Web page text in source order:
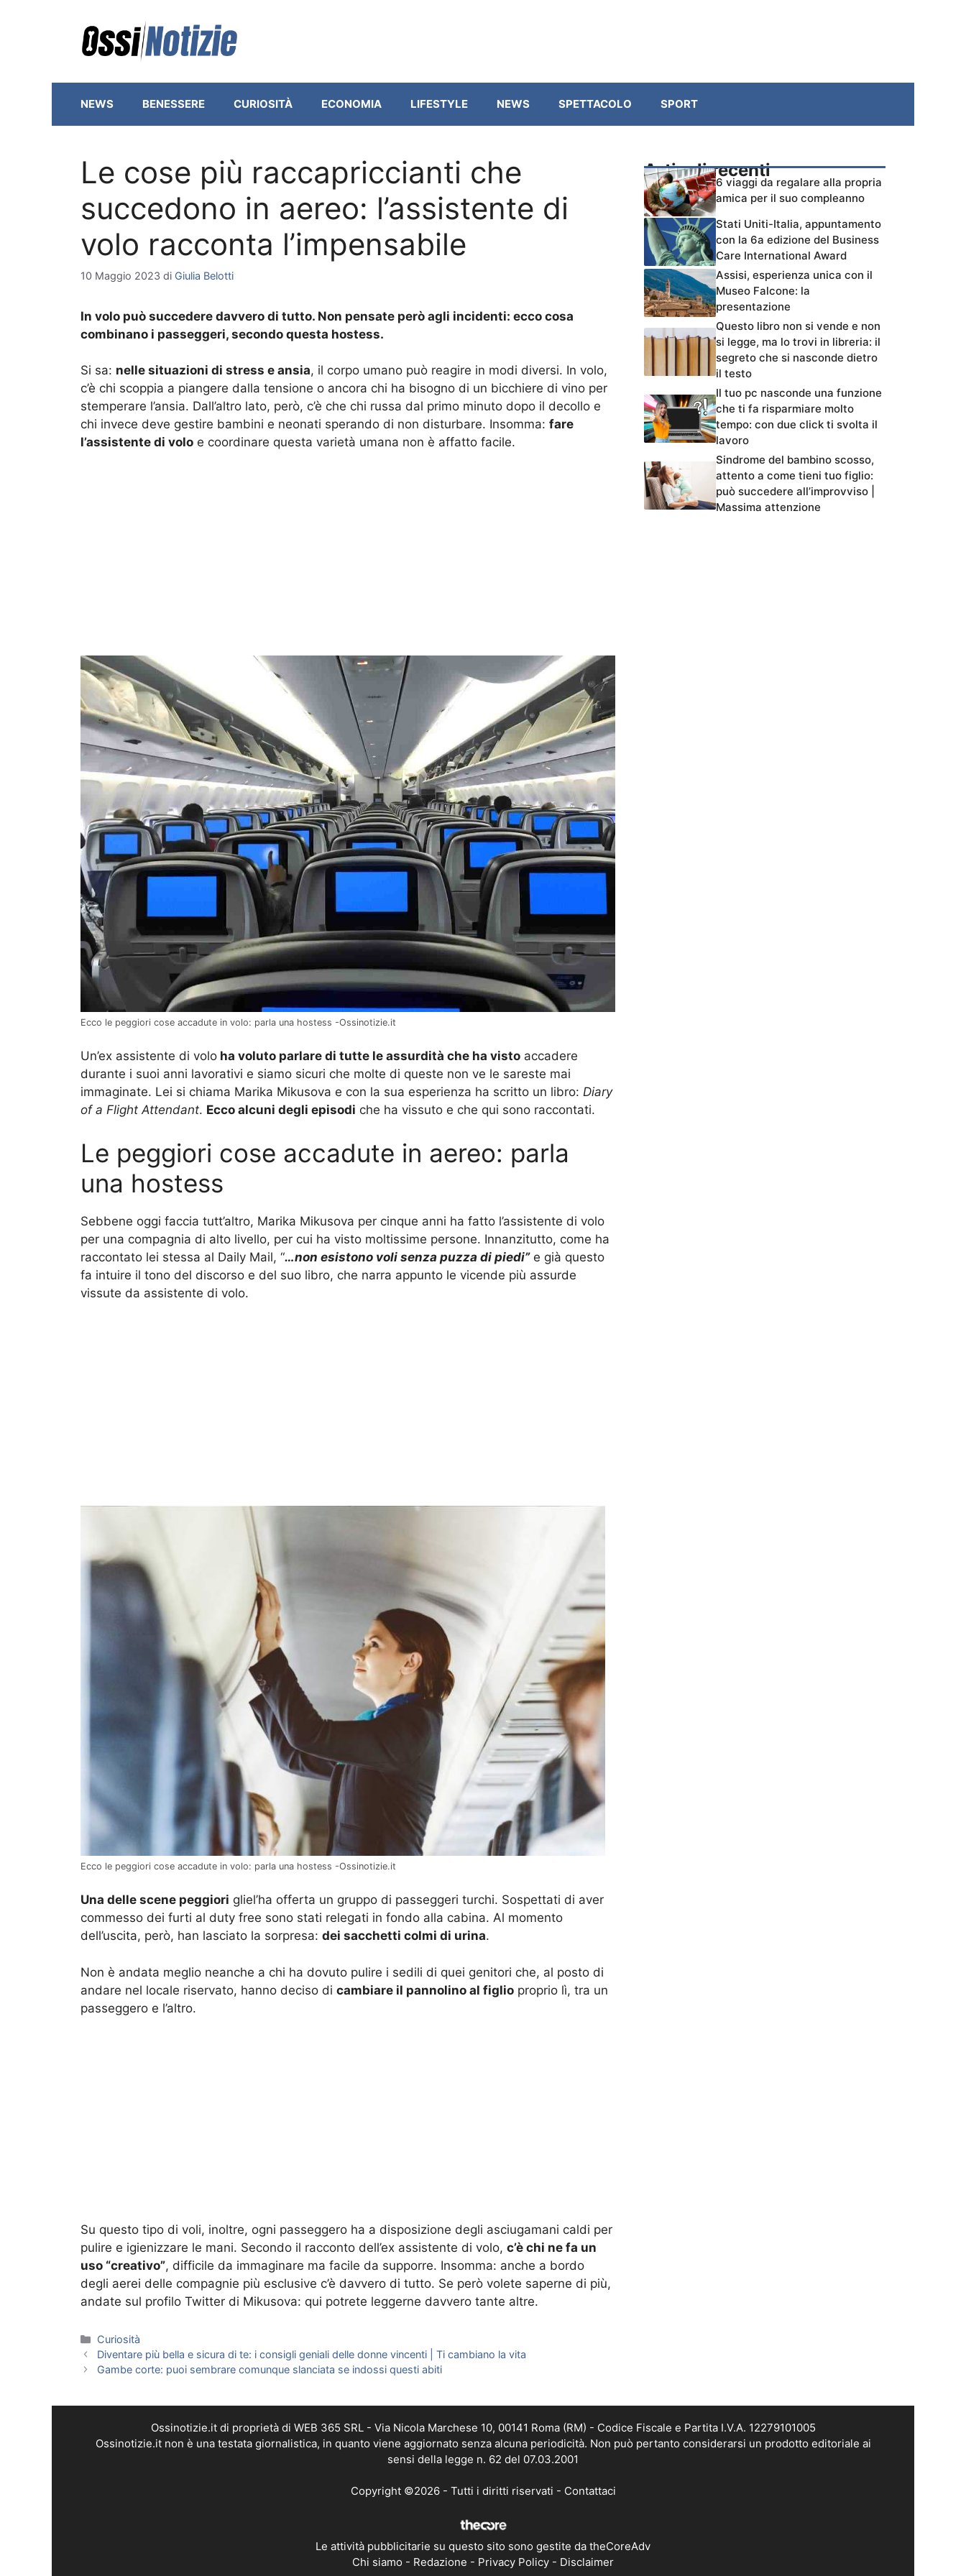
NEWS BENESSERE CURIOSITÀ ECONOMIA LIFESTYLE NEWS SPETTACOLO SPORT
Le cose più raccapriccianti che
succedono in aereo: l’assistente di
volo racconta l’impensabile
10 Maggio 2023 di Giulia Belotti
In volo può succedere davvero di tutto. Non pensate però agli incidenti: ecco cosa
combinano i passeggeri, secondo questa hostess.
Si sa: nelle situazioni di stress e ansia, il corpo umano può reagire in modi diversi. In volo,
c’è chi scoppia a piangere dalla tensione o ancora chi ha bisogno di un bicchiere di vino per
stemperare l’ansia. Dall’altro lato, però, c’è che chi russa dal primo minuto dopo il decollo e
chi invece deve gestire bambini e neonati sperando di non disturbare. Insomma: fare
l’assistente di volo e coordinare questa varietà umana non è affatto facile.
Ecco le peggiori cose accadute in volo: parla una hostess -Ossinotizie.it
Un’ex assistente di volo ha voluto parlare di tutte le assurdità che ha visto accadere
durante i suoi anni lavorativi e siamo sicuri che molte di queste non ve le sareste mai
immaginate. Lei si chiama Marika Mikusova e con la sua esperienza ha scritto un libro: Diary
of a Flight Attendant. Ecco alcuni degli episodi che ha vissuto e che qui sono raccontati.
Le peggiori cose accadute in aereo: parla
una hostess
Sebbene oggi faccia tutt’altro, Marika Mikusova per cinque anni ha fatto l’assistente di volo
per una compagnia di alto livello, per cui ha visto moltissime persone. Innanzitutto, come ha
raccontato lei stessa al Daily Mail, “…non esistono voli senza puzza di piedi”e già questo
fa intuire il tono del discorso e del suo libro, che narra appunto le vicende più assurde
vissute da assistente di volo.
Ecco le peggiori cose accadute in volo: parla una hostess -Ossinotizie.it
Una delle scene peggiori gliel’ha offerta un gruppo di passeggeri turchi. Sospettati di aver
commesso dei furti al duty free sono stati relegati in fondo alla cabina. Al momento
dell’uscita, però, han lasciato la sorpresa: dei sacchetti colmi di urina.
Non è andata meglio neanche a chi ha dovuto pulire i sedili di quei genitori che, al posto di
andare nel locale riservato, hanno deciso di cambiare il pannolino al figlio proprio lì, tra un
passeggero e l’altro.
Su questo tipo di voli, inoltre, ogni passeggero ha a disposizione degli asciugamani caldi per
pulire e igienizzare le mani. Secondo il racconto dell’ex assistente di volo, c’è chi ne fa un
uso “creativo”, difficile da immaginare ma facile da supporre. Insomma: anche a bordo
degli aerei delle compagnie più esclusive c’è davvero di tutto. Se però volete saperne di più,
andate sul profilo Twitter di Mikusova: qui potrete leggerne davvero tante altre.
Categorie
Curiosità
Diventare più bella e sicura di te: i consigli geniali delle donne vincenti | Ti cambiano la vita
Gambe corte: puoi sembrare comunque slanciata se indossi questi abiti
Articoli recenti
6 viaggi da regalare alla propria
amica per il suo compleanno
Stati Uniti-Italia, appuntamento
con la 6a edizione del Business
Care International Award
Assisi, esperienza unica con il
Museo Falcone: la
presentazione
Questo libro non si vende e non
si legge, ma lo trovi in libreria: il
segreto che si nasconde dietro
il testo
Il tuo pc nasconde una funzione
che ti fa risparmiare molto
tempo: con due click ti svolta il
lavoro
Sindrome del bambino scosso,
attento a come tieni tuo figlio:
può succedere all’improvviso |
Massima attenzione
Ossinotizie.it di proprietà di WEB 365 SRL - Via Nicola Marchese 10, 00141 Roma (RM) - Codice Fiscale e Partita I.V.A. 12279101005
Ossinotizie.it non è una testata giornalistica, in quanto viene aggiornato senza alcuna periodicità. Non può pertanto considerarsi un prodotto editoriale ai
sensi della legge n. 62 del 07.03.2001
Copyright ©2026 - Tutti i diritti riservati - Contattaci
Le attività pubblicitarie su questo sito sono gestite da theCoreAdv
Chi siamo - Redazione - Privacy Policy - Disclaimer